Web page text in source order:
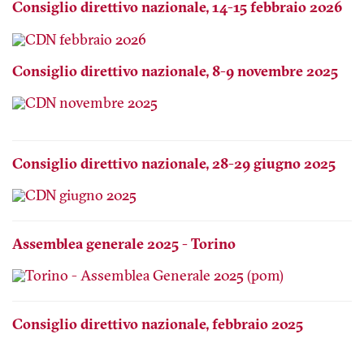
Consiglio direttivo nazionale, 14-15 febbraio 2026
Consiglio direttivo nazionale, 8-9 novembre 2025
Consiglio direttivo nazionale, 28-29 giugno 2025
Assemblea generale 2025 - Torino
Consiglio direttivo nazionale, febbraio 2025